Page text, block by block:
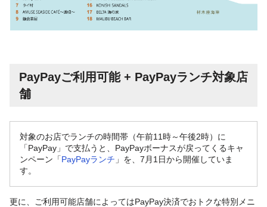
PayPayご利用可能 + PayPayランチ対象店
舗
対象のお店でランチの時間帯（午前11時～午後2時）に
「PayPay」で支払うと、PayPayボーナスが戻ってくるキャ
ンペーン「PayPayランチ 」を、7月1日から開催していま
す。
更に、ご利用可能店舗によってはPayPay決済でおトクな特別メニ